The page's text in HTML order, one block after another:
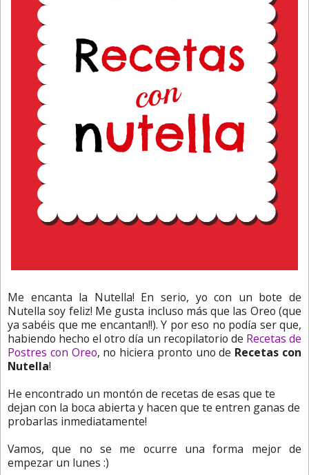
Me encanta la Nutella! En serio, yo con un bote de
Nutella soy feliz! Me gusta incluso más que las Oreo (que
ya sabéis que me encantan!!). Y por eso no podía ser que,
habiendo hecho el otro día un recopilatorio de Recetas de
Postres con Oreo, no hiciera pronto uno de Recetas con
Nutella!
He encontrado un montón de recetas de esas que te
dejan con la boca abierta y hacen que te entren ganas de
probarlas inmediatamente!
Vamos, que no se me ocurre una forma mejor de
empezar un lunes :)